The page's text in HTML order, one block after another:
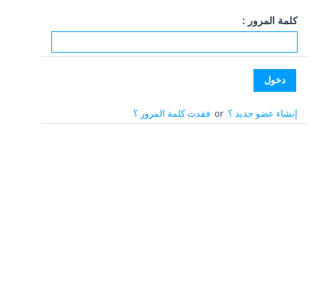
كلمة المرور :
إنشاء عضو جديد ؟or فقدت كلمة المرور ؟